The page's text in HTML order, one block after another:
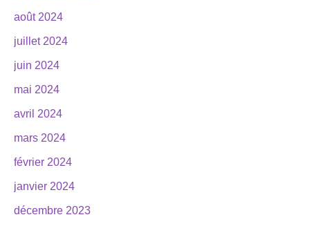
août 2024
juillet 2024
juin 2024
mai 2024
avril 2024
mars 2024
février 2024
janvier 2024
décembre 2023